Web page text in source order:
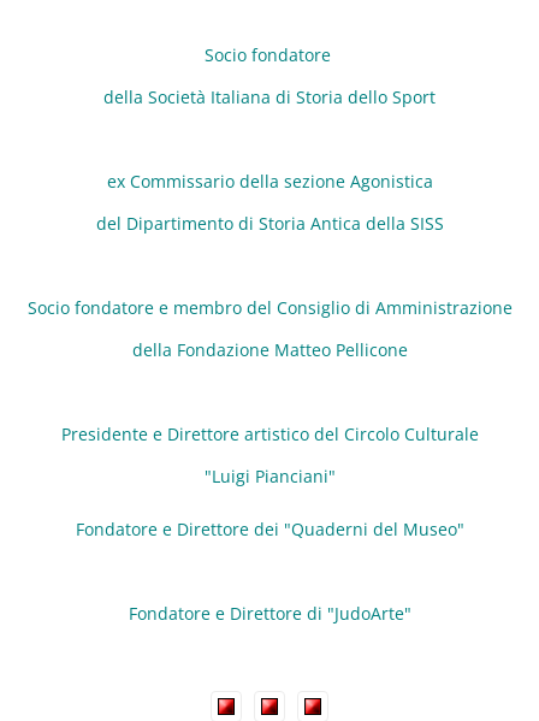
Socio fondatore
della Società Italiana di Storia dello Sport
ex Commissario della sezione Agonistica
del Dipartimento di Storia Antica della SISS
Socio fondatore e membro del Consiglio di Amministrazione
della Fondazione Matteo Pellicone
Presidente e Direttore artistico del Circolo Culturale
"Luigi Pianciani"
Fondatore e Direttore dei "Quaderni del Museo"
Fondatore e Direttore di "JudoArte"